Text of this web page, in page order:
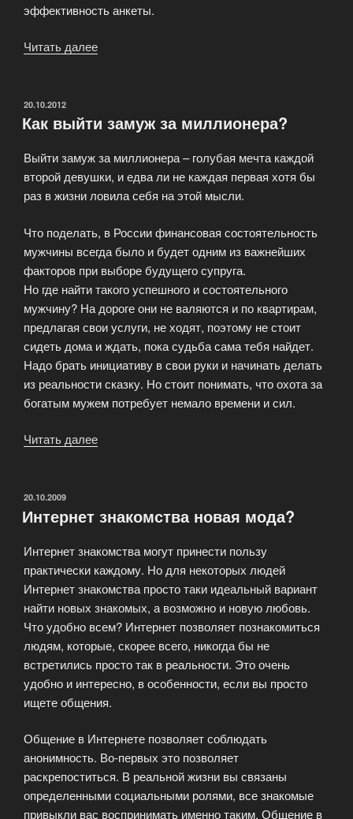
эффективность анкеты.
Читать далее
идеальных
ОПУБЛИКОВАНО
20.10.2012
Как выйти замуж за миллионера?
Выйти замуж за миллионера – голубая мечта каждой
второй девушки, и едва ли не каждая первая хотя бы
раз в жизни ловила себя на этой мысли.
Что поделать, в России финансовая состоятельность
мужчины всегда было и будет одним из важнейших
факторов при выборе будущего супруга.
Но где найти такого успешного и состоятельного
мужчину? На дороге они не валяются и по квартирам,
предлагая свои услуги, не ходят, поэтому не стоит
сидеть дома и ждать, пока судьба сама тебя найдет.
Надо брать инициативу в свои руки и начинать делать
из реальности сказку. Но стоит понимать, что охота за
богатым мужем потребует немало времени и сил.
Читать далее
миллионера?»
ОПУБЛИКОВАНО
20.10.2009
Интернет знакомства новая мода?
Интернет знакомства могут принести пользу
практически каждому. Но для некоторых людей
Интернет знакомства просто таки идеальный вариант
найти новых знакомых, а возможно и новую любовь.
Что удобно всем? Интернет позволяет познакомиться
людям, которые, скорее всего, никогда бы не
встретились просто так в реальности. Это очень
удобно и интересно, в особенности, если вы просто
ищете общения.
Общение в Интернете позволяет соблюдать
анонимность. Во-первых это позволяет
раскрепоститься. В реальной жизни вы связаны
определенными социальными ролями, все знакомые
привыкли вас воспринимать именно таким. Общение в